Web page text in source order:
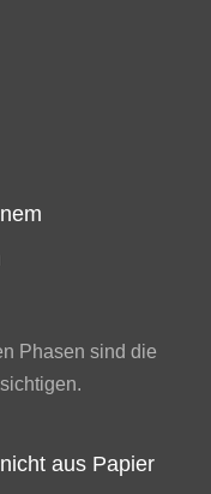
Phasen sind die
aus Papier